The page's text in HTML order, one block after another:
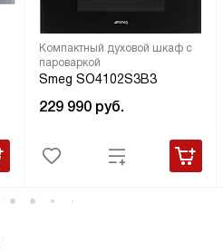
Компактный духовой шкаф с
пароваркой
Smeg SO4102S3B3
229 990 руб.